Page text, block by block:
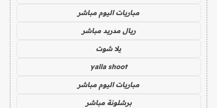
مباريات اليوم مباشر
ريال مدريد مباشر
يلا شوت
yalla shoot
مباريات اليوم مباشر
برشلونة مباشر